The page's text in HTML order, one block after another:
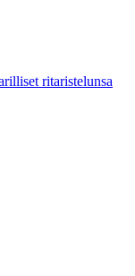
ritaristelunsa